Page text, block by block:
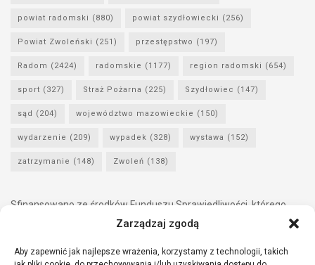
Zarządzaj zgodą
Aby zapewnić jak najlepsze wrażenia, korzystamy z technologii, takich
powiat radomski (880) powiat szydłowiecki (256)
Powiat Zwoleński (251) przestępstwo (197)
Radom (2424) radomskie (1177) region radomski (654)
sport (327) Straż Pożarna (225) Szydłowiec (147)
sąd (204) województwo mazowieckie (150)
wydarzenie (209) wypadek (328) wystawa (152)
zatrzymanie (148) Zwoleń (138)
Sfinansowano ze środków Funduszu Sprawiedliwości, którego
dysponentem jest Minister Sprawiedliwości.